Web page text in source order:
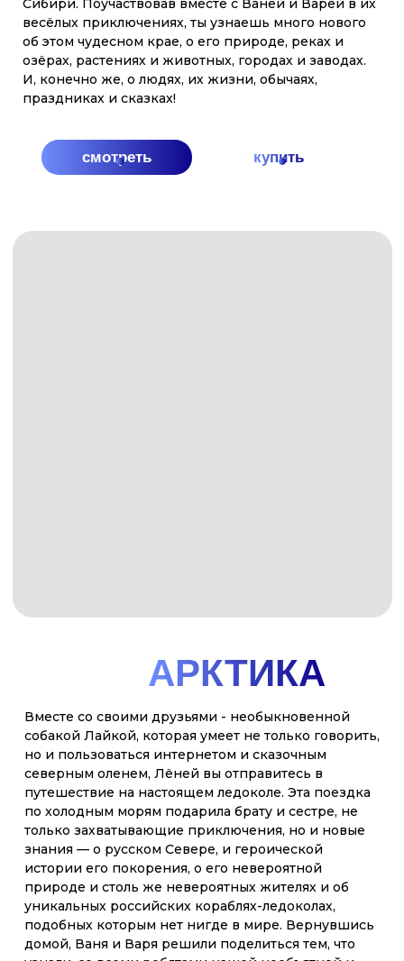
купить
закрепить знания. Красочные иллюстрации Ольги
Графовой как нельзя лучше передают красоту
севера.